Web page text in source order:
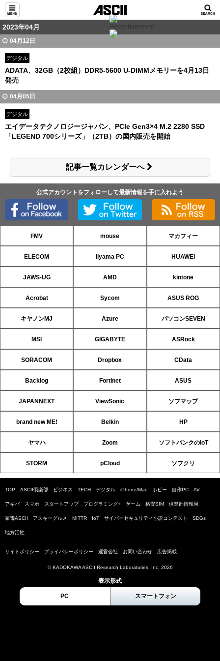
2023年04月
04月12日
デジタル
ADATA、32GB（2枚組）DDR5-5600 U-DIMMメモリーを4月13日
発売
04月05日
デジタル
エイデータテクノロジージャパン、PCIe Gen3×4 M.2 2280 SSD
「LEGEND 700シリーズ」（2TB）の国内販売を開始
記事一覧カレンダーへ
公式アカウントをフォローして最新情報を手に入れよう
FMV mouse マカフィー
ELECOM iiyama PC HUAWEI
JAWS-UG AMD kintone
Acrobat Sycom ASUS ROG
キヤノンMJ Azure パソコンSEVEN
MSI GIGABYTE ASRock
SORACOM Dropbox CData
Backlog Fortinet ASUS
JAPANNEXT ViewSonic ソフマップ
brand new ME! Belkin HP
ヤマハ Zoom ソフトバンクのIoT
STORM pCloud ソフクリ
TOP ASCII倶楽部 ビジネス TECH デジタル iPhone/Mac ホビー 自作PC AV
アキバ スマホ スタートアップ プログラミング+ ゲーム 格安SIM 倶楽部情報局
家電ASCII アスキーグルメ MITTR IoT サイバーセキュリティ小説コンテスト SDGs
地方活性
サイトポリシー プライバシーポリシー 運営会社 お問い合わせ 広告掲載
© KADOKAWA ASCII Research Laboratories, Inc. 2026
表示形式
PC スマートフォン